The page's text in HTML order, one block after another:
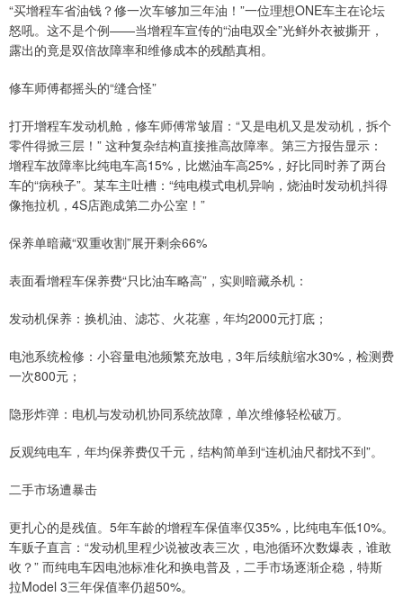
“买增程车省油钱？修一次车够加三年油！”一位理想ONE车主在论坛
怒吼。这不是个例——当增程车宣传的“油电双全”光鲜外衣被撕开，
露出的竟是双倍故障率和维修成本的残酷真相。
修车师傅都摇头的“缝合怪”
打开增程车发动机舱，修车师傅常皱眉：“又是电机又是发动机，拆个
零件得掀三层！” 这种复杂结构直接推高故障率。第三方报告显示：
增程车故障率比纯电车高15%，比燃油车高25%，好比同时养了两台
车的“病秧子”。某车主吐槽：“纯电模式电机异响，烧油时发动机抖得
像拖拉机，4S店跑成第二办公室！”
保养单暗藏“双重收割”展开剩余66%
表面看增程车保养费“只比油车略高”，实则暗藏杀机：
发动机保养：换机油、滤芯、火花塞，年均2000元打底；
电池系统检修：小容量电池频繁充放电，3年后续航缩水30%，检测费
一次800元；
隐形炸弹：电机与发动机协同系统故障，单次维修轻松破万。
反观纯电车，年均保养费仅千元，结构简单到“连机油尺都找不到”。
二手市场遭暴击
更扎心的是残值。5年车龄的增程车保值率仅35%，比纯电车低10%。
车贩子直言：“发动机里程少说被改表三次，电池循环次数爆表，谁敢
收？” 而纯电车因电池标准化和换电普及，二手市场逐渐企稳，特斯
拉Model 3三年保值率仍超50%。